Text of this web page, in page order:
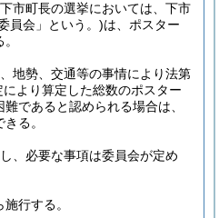
市町長の選挙においては、下市
員会」という。)は、ポスター
地勢、交通等の事情により法第
より算定した総数のポスター
であると認められる場合は、
る。
、必要な事項は委員会が定め
行する。